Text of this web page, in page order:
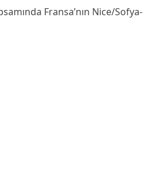
Fransa’nın Nice/Sofya-